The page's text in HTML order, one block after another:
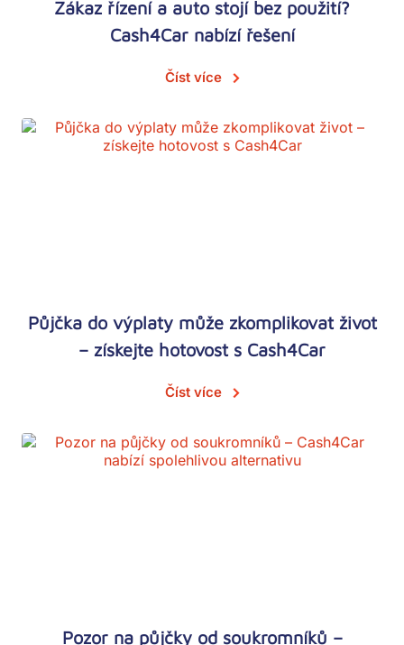
Zákaz řízení a auto stojí bez použití?
Cash4Car nabízí řešení
Číst více
Půjčka do výplaty může zkomplikovat život
– získejte hotovost s Cash4Car
Číst více
Pozor na půjčky od soukromníků –